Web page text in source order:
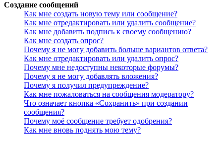
Создание сообщений
Как мне создать новую тему или сообщение?
Как мне отредактировать или удалить сообщение?
Как мне добавить подпись к своему сообщению?
Как мне создать опрос?
Почему я не могу добавить больше вариантов ответа?
Как мне отредактировать или удалить опрос?
Почему мне недоступны некоторые форумы?
Почему я не могу добавлять вложения?
Почему я получил предупреждение?
Как мне пожаловаться на сообщения модератору?
Что означает кнопка «Сохранить» при создании
сообщения?
Почему моё сообщение требует одобрения?
Как мне вновь поднять мою тему?